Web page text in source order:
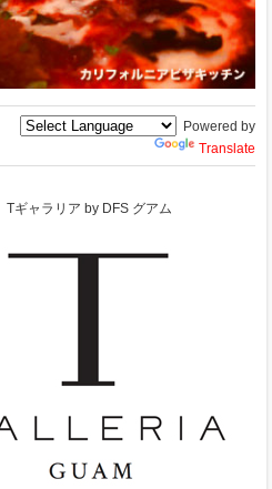
Powered by
Translate
Tギャラリア by DFS グアム